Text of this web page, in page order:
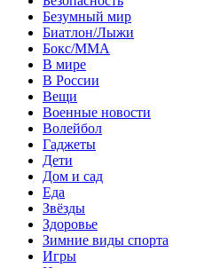
Безумный мир
Биатлон/Лыжи
Бокс/MMA
В мире
В России
Вещи
Военные новости
Волейбол
Гаджеты
Дети
Дом и сад
Еда
Звёзды
Здоровье
Зимние виды спорта
Игры